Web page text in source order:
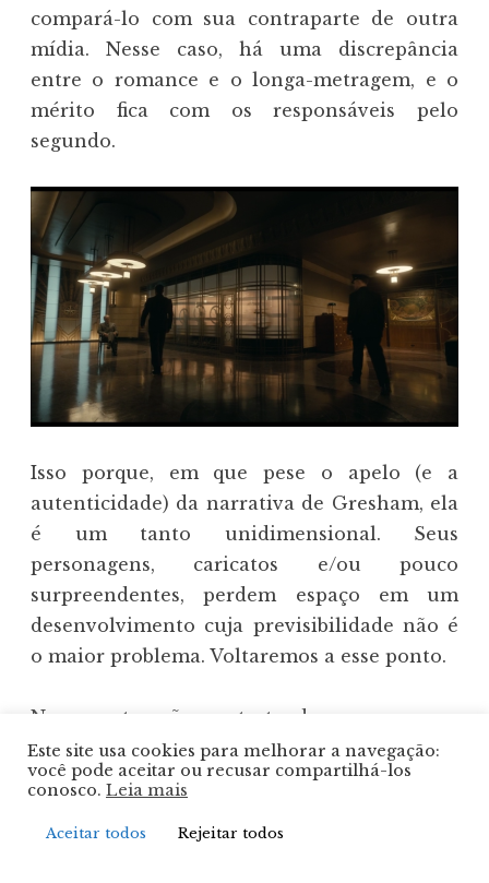
compará-lo com sua contraparte de outra
mídia. Nesse caso, há uma discrepância
entre o romance e o longa-metragem, e o
mérito fica com os responsáveis pelo
segundo.
Isso porque, em que pese o apelo (e a
autenticidade) da narrativa de Gresham, ela
é um tanto unidimensional. Seus
personagens, caricatos e/ou pouco
surpreendentes, perdem espaço em um
desenvolvimento cuja previsibilidade não é
o maior problema. Voltaremos a esse ponto.
Novamente, não se trata de um romance
ruim, ainda mais se ele carrega algum valor
76 anos depois de sua publicação. Porém,
uma avaliação mais criteriosa de seu livro,
Este site usa cookies para melhorar a navegação:
você pode aceitar ou recusar compartilhá-los
conosco. Leia mais
Aceitar todos Rejeitar todos